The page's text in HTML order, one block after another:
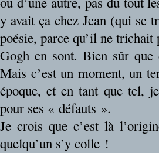
y avait ça chez Jean (qui se
poésie, parce qu’il ne
Gogh en sont. Bien sûr
Mais c’est un moment, un
époque, et en tant que tel,
pour ses « défauts ».
Je crois que c’est là
quelqu’un s’y colle !